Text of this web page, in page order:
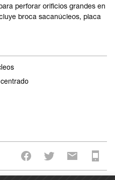
perforar orificios grandes en
broca sacanúcleos, placa